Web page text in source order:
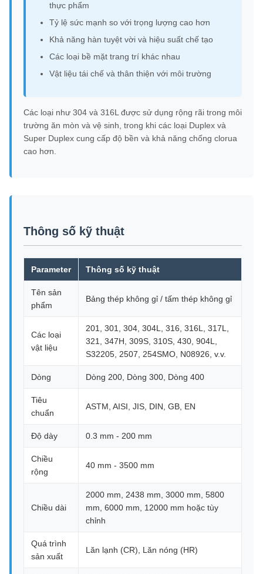
thực phẩm
Tỷ lệ sức mạnh so với trọng lượng cao hơn
Khả năng hàn tuyệt vời và hiệu suất chế tạo
Các loại bề mặt trang trí khác nhau
Vật liệu tái chế và thân thiện với môi trường
Các loại như 304 và 316L được sử dụng rộng rãi trong môi
trường ăn mòn và vệ sinh, trong khi các loại Duplex và
Super Duplex cung cấp độ bền và khả năng chống clorua
cao hơn.
Thông số kỹ thuật
Parameter Thông số kỹ thuật
Tên sản
phẩm
Bảng thép không gỉ / tấm thép không gỉ
Các loại
vật liệu
201, 301, 304, 304L, 316, 316L, 317L,
321, 347H, 309S, 310S, 430, 904L,
S32205, 2507, 254SMO, N08926, v.v.
Dòng Dòng 200, Dòng 300, Dòng 400
Tiêu
chuẩn
ASTM, AISI, JIS, DIN, GB, EN
Độ dày 0.3 mm - 200 mm
Chiều
rộng
40 mm - 3500 mm
Chiều dài
2000 mm, 2438 mm, 3000 mm, 5800
mm, 6000 mm, 12000 mm hoặc tùy
chỉnh
Quá trình
sản xuất
Lăn lạnh (CR), Lăn nóng (HR)